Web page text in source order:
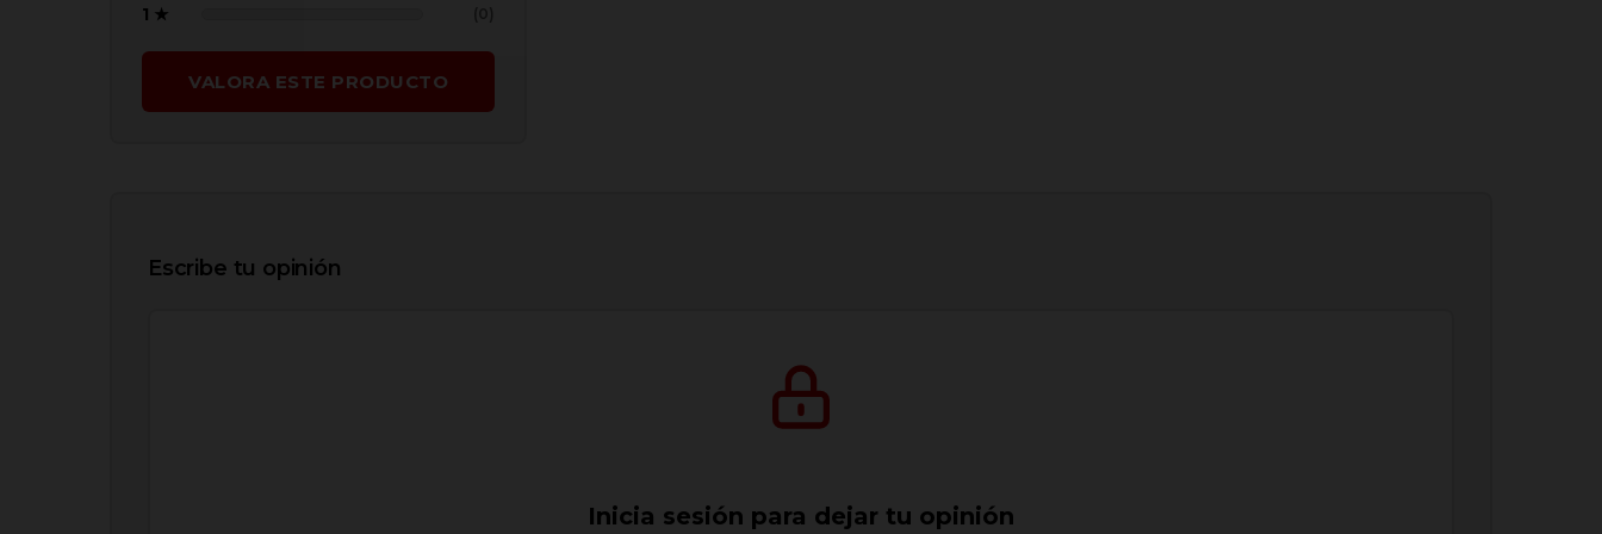
1 ★
VALORA ESTE PRODUCTO
Escribe tu opinión
Inicia sesión para dejar tu opinión